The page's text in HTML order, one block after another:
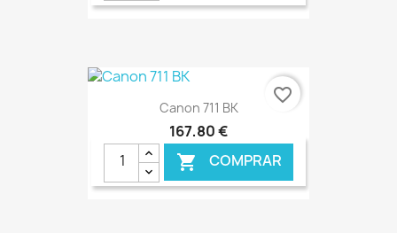
€ ONLINE
Canon 711 BK
167,80 €
 COMPRAR
favorite_border